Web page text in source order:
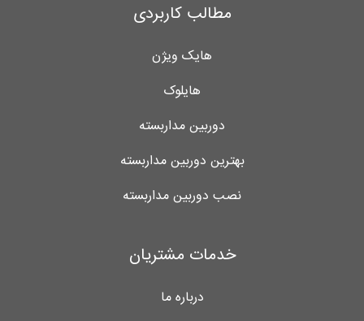
مطالب کاربردی
هایک ویژن
هایلوک
دوربین مداربسته
بهترین دوربین مداربسته
نصب دوربین مداربسته
خدمات مشتریان
درباره ما